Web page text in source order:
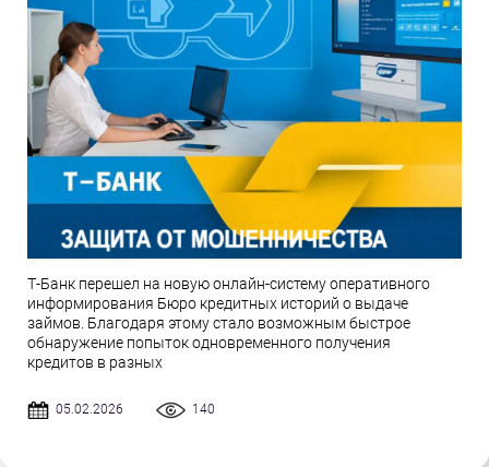
Т-Банк перешел на новую онлайн-систему оперативного
информирования Бюро кредитных историй о выдаче
займов. Благодаря этому стало возможным быстрое
обнаружение попыток одновременного получения
кредитов в разных
05.02.2026 140